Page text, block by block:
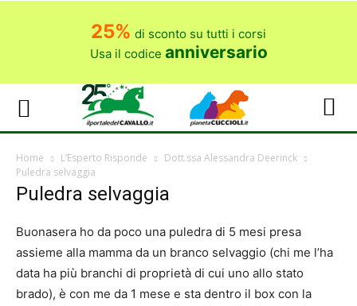
25% di sconto su tutti i corsi
Usa il codice anniversario
Home L’Esperto Risponde
Dott.ssa Alessandra Deerinck
Puledra selvaggia
Puledra selvaggia
Buonasera ho da poco una puledra di 5 mesi presa
assieme alla mamma da un branco selvaggio (chi me l’ha
data ha più branchi di proprietà di cui uno allo stato
brado), è con me da 1 mese e sta dentro il box con la